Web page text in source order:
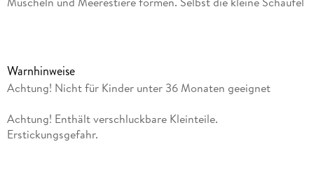
trainieren Kinder ab drei Jahren ihren Tastsinn sowie die
Feinmotorik sowie die Augen-Hand-Koordination und lernen
spielend, ihre Welt zu begreifen. Der Koffer bietet eine
Spielfläche für zwei Kinder sowie praktische Aufbewahrung.
Da Kinetic Sand an sich selbst haftet und nicht an den
Händen, ist er ideal für das Indoor-Spielen und erleichtert das
Warnhinweise
Achtung! Nicht für Kinder unter 36 Monaten geeignet
Achtung! Enthält verschluckbare Kleinteile.
Erstickungsgefahr.